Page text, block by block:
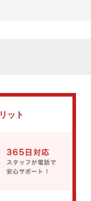
ット